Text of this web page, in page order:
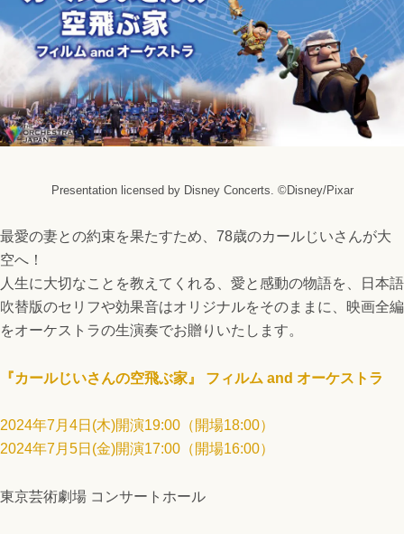
Presentation licensed by Disney Concerts. ©Disney/Pixar
最愛の妻との約束を果たすため、78歳のカールじいさんが大
空へ！
人生に大切なことを教えてくれる、愛と感動の物語を、日本語
吹替版のセリフや効果音はオリジナルをそのままに、映画全編
をオーケストラの生演奏でお贈りいたします。
『カールじいさんの空飛ぶ家』 フィルム and オーケストラ
2024年7月4日(木)開演19:00（開場18:00）
2024年7月5日(金)開演17:00（開場16:00）
東京芸術劇場 コンサートホール